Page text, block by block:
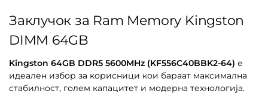
Заклучок за Ram Memory Kingston
DIMM 64GB
Kingston 64GB DDR5 5600MHz (KF556C40BBK2-64) е
идеален избор за корисници кои бараат максимална
стабилност, голем капацитет и модерна технологија.